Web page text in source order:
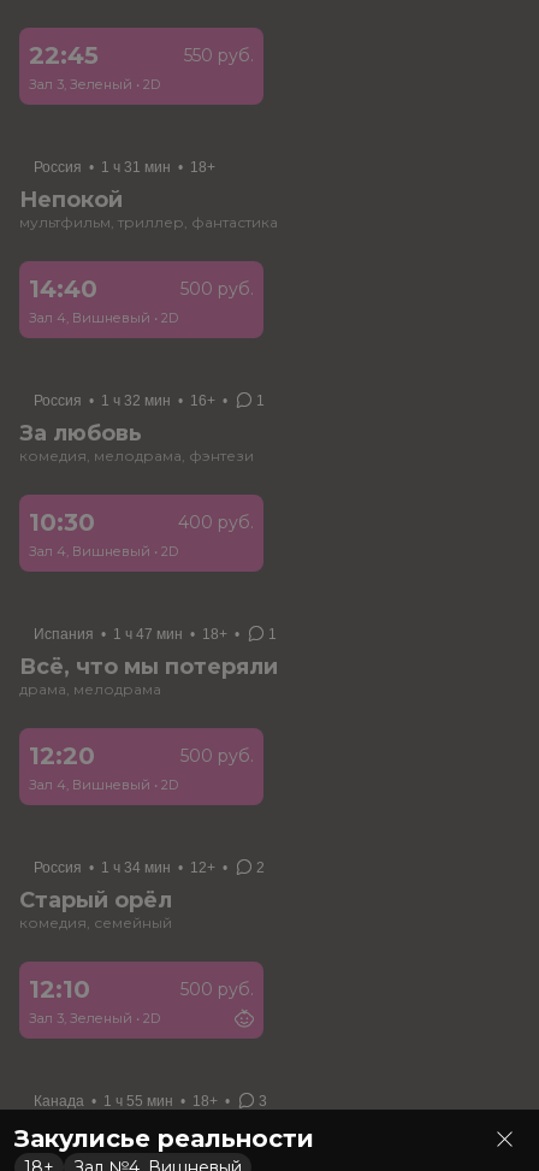
22:45 550 руб.
Зал 3, Зеленый • 2D
Россия • 1 ч 31 мин • 18+
Непокой
мультфильм, триллер, фантастика
14:40 500 руб.
Зал 4, Вишневый • 2D
Россия • 1 ч 32 мин • 16+ • 1
За любовь
комедия, мелодрама, фэнтези
10:30 400 руб.
Зал 4, Вишневый • 2D
Испания • 1 ч 47 мин • 18+ • 1
Всё, что мы потеряли
драма, мелодрама
12:20 500 руб.
Зал 4, Вишневый • 2D
Россия • 1 ч 34 мин • 12+ • 2
Старый орёл
комедия, семейный
12:10 500 руб.
Зал 3, Зеленый • 2D
Канада • 1 ч 55 мин • 18+ • 3
Зловещие мертвецы: Пекло
ужасы
Закулисье реальности